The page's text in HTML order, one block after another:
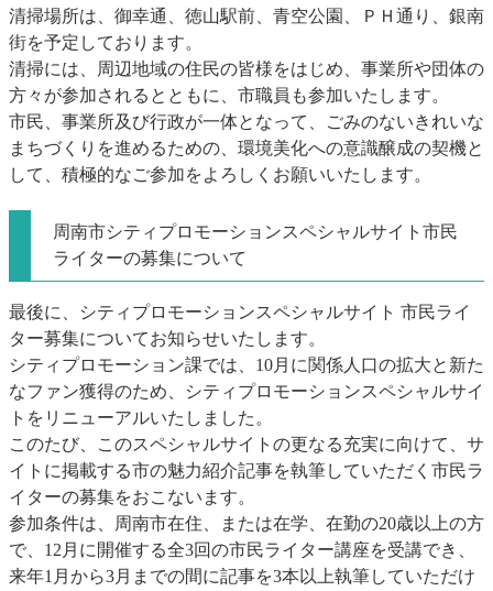
清掃場所は、御幸通、徳山駅前、青空公園、ＰＨ通り、銀南
街を予定しております。
清掃には、周辺地域の住民の皆様をはじめ、事業所や団体の
方々が参加されるとともに、市職員も参加いたします。
市民、事業所及び行政が一体となって、ごみのないきれいな
まちづくりを進めるための、環境美化への意識醸成の契機と
して、積極的なご参加をよろしくお願いいたします。
周南市シティプロモーションスペシャルサイト市民
ライターの募集について
最後に、シティプロモーションスペシャルサイト 市民ライ
ター募集についてお知らせいたします。
シティプロモーション課では、10月に関係人口の拡大と新た
なファン獲得のため、シティプロモーションスペシャルサイ
トをリニューアルいたしました。
このたび、このスペシャルサイトの更なる充実に向けて、サ
イトに掲載する市の魅力紹介記事を執筆していただく市民ラ
イターの募集をおこないます。
参加条件は、周南市在住、または在学、在勤の20歳以上の方
で、12月に開催する全3回の市民ライター講座を受講でき、
来年1月から3月までの間に記事を3本以上執筆していただけ